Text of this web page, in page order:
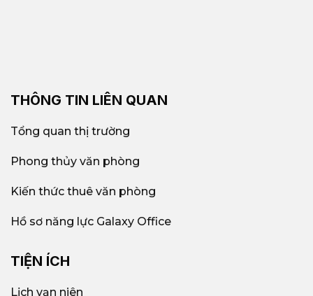
THÔNG TIN LIÊN QUAN
Tổng quan thị trường
Phong thủy văn phòng
Kiến thức thuê văn phòng
Hồ sơ năng lực Galaxy Office
TIỆN ÍCH
Lịch vạn niên